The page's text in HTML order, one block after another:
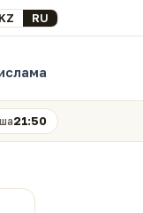
язык
KZ RU
21:50